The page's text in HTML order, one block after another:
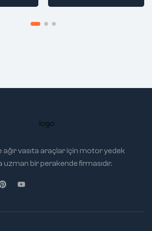
ağır vasıta araçlar için motor yedek
bir perakende firmasıdır.